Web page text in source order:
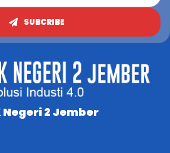
SUBCRIBE
Negeri 2 Jember